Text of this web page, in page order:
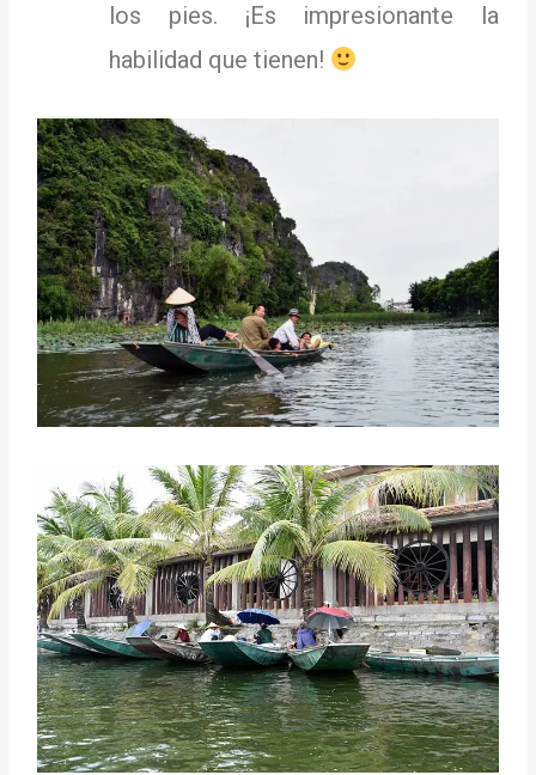
los pies. ¡Es impresionante la
habilidad que tienen!